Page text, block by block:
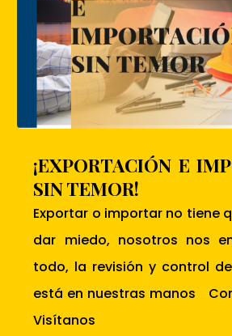
¡EXPORTACIÓN E
SIN TEMOR!
Exportar o importar no tiene
dar miedo, nosotros nos
todo, la revisión y control
está en nuestras manos